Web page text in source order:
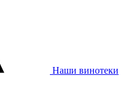
Наши винотеки